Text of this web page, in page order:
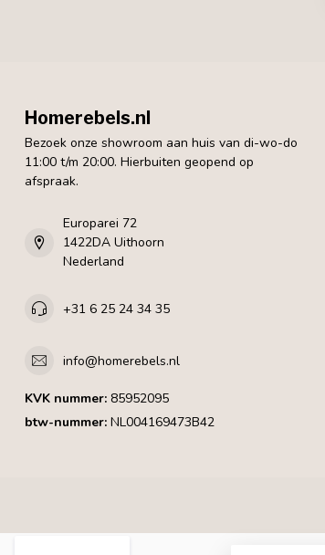
Homerebels.nl
Bezoek onze showroom aan huis van di-wo-do
11:00 t/m 20:00. Hierbuiten geopend op
afspraak.
Europarei 72
1422DA Uithoorn
Nederland
+31 6 25 24 34 35
info@homerebels.nl
KVK nummer: 85952095
btw-nummer: NL004169473B42